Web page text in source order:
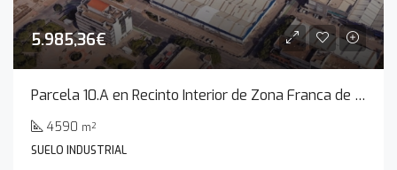
5.985,36€
Parcela 10.A en Recinto Interior de Zona Franca de Cádiz
4590 m²
SUELO INDUSTRIAL